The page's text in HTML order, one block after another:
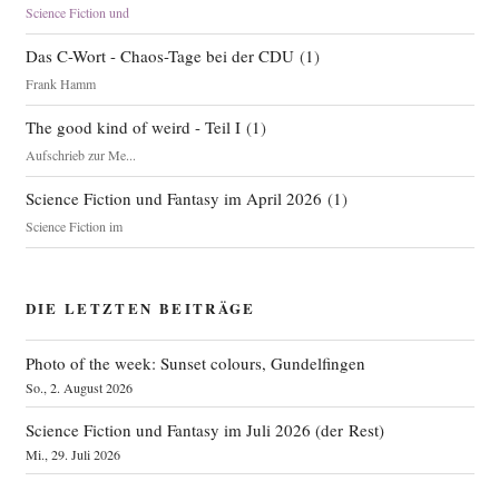
Science Fiction und
Das C-Wort - Chaos-Tage bei der CDU(1)
Frank Hamm
The good kind of weird - Teil I(1)
Aufschrieb zur Me...
Science Fiction und Fantasy im April 2026 (1)
Science Fiction im
DIE LETZTEN BEITRÄGE
Photo of the week: Sunset colours, Gundelfingen
So., 2. August 2026
Science Fiction und Fantasy im Juli 2026 (der Rest)
Mi., 29. Juli 2026